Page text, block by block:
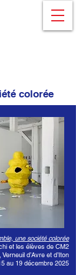
colorée
une société colorée
et les élèves de CM2
d’Avre et d’Iton
au 19 décembre 2025